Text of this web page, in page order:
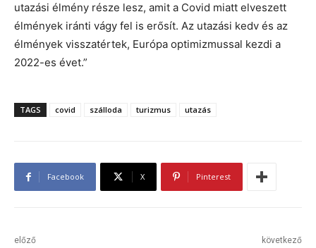
utazási élmény része lesz, amit a Covid miatt elveszett
élmények iránti vágy fel is erősít. Az utazási kedv és az
élmények visszatértek, Európa optimizmussal kezdi a
2022-es évet.”
TAGS covid szálloda turizmus utazás
Facebook X Pinterest
előző következő